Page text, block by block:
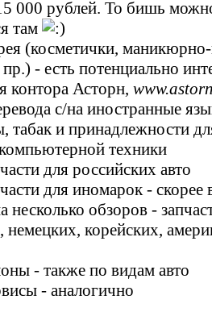
000 рублей. То бишь
там
(косметички,
- есть потенциально
контора Асторн,
с/на иностранные
табак и принадлежности
техники
для российских авто
для иномарок - скорее
несколько обзоров -
немецких, корейских,
- также по видам авто
- аналогично